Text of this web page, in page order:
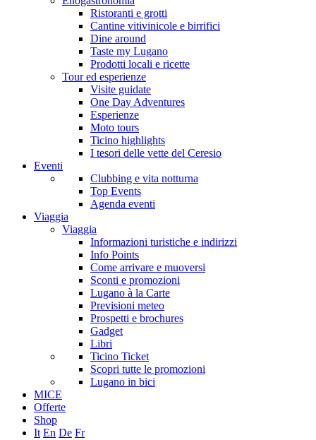
Ristoranti e grotti
Cantine vitivinicole e birrifici
Dine around
Taste my Lugano
Prodotti locali e ricette
Tour ed esperienze
Visite guidate
One Day Adventures
Esperienze
Moto tours
Ticino highlights
I tesori delle vette del Ceresio
Eventi
Clubbing e vita notturna
Top Events
Agenda eventi
Viaggia
Viaggia
Informazioni turistiche e indirizzi
Info Points
Come arrivare e muoversi
Sconti e promozioni
Lugano à la Carte
Previsioni meteo
Prospetti e brochures
Gadget
Libri
Ticino Ticket
Scopri tutte le promozioni
Lugano in bici
MICE
Offerte
Shop
It En De Fr